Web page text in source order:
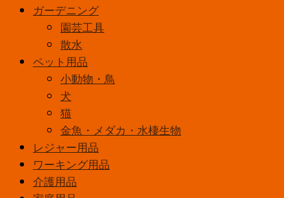
ガーデニング
園芸工具
散水
ペット用品
小動物・鳥
犬
猫
金魚・メダカ・水棲生物
レジャー用品
ワーキング用品
介護用品